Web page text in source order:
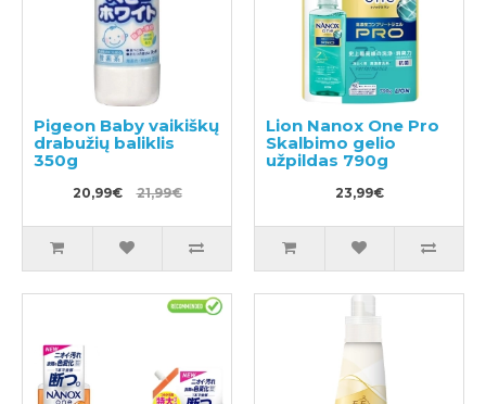
Pigeon Baby vaikiškų
drabužių baliklis
350g
20,99€ 21,99€
Lion Nanox One Pro
Skalbimo gelio
užpildas 790g
23,99€